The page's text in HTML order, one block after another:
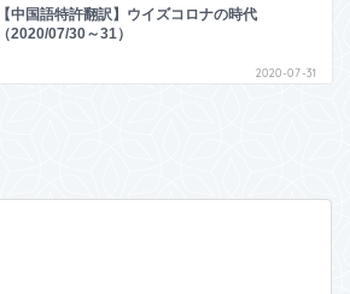
【中国語特許翻訳】ウイズコロナの時代
（2020/07/30～31）
2020-07-31